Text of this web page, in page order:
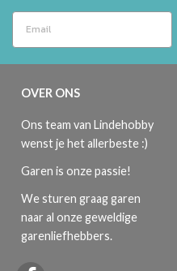
OVER ONS
Ons team van Lindehobby
wenst je het allerbeste :)
Garen is onze passie!
We sturen graag garen
naar al onze geweldige
garenliefhebbers.